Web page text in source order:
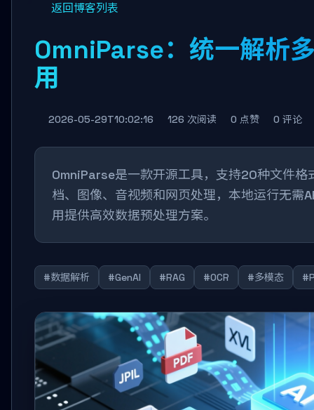
返回博客列表
OmniParse：统一解析
用
2026-05-29T10:02:16 126 次阅读 0 点赞 0 评论
OmniParse是一款开源工具，支持20种文件
档、图像、音视频和网页处理，本地运行无需
用提供高效数据预处理方案。
#数据解析 #GenAI #RAG #OCR #多模态